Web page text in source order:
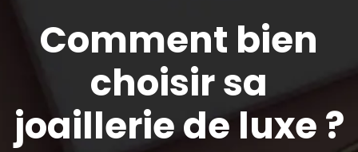
Comment bien
choisir sa
joaillerie de luxe ?